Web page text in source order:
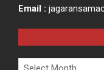
Email :
Archives